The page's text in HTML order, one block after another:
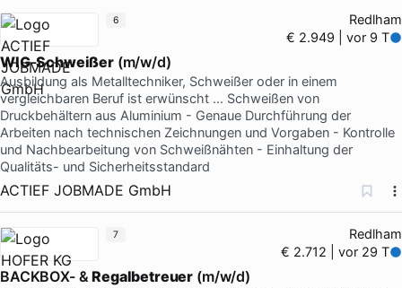
Redlham
€ 2.949 | vor 9 T
WIG-Schweißer(m/w/d)
Ausbildung als Metalltechniker, Schweißer oder in einem
vergleichbaren Beruf ist erwünscht … Schweißen von
Druckbehältern aus Aluminium - Genaue Durchführung der
Arbeiten nach technischen Zeichnungen und Vorgaben - Kontrolle
und Nachbearbeitung von Schweißnähten - Einhaltung der
Qualitäts- und Sicherheitsstandard
ACTIEF JOBMADE GmbH
6
Redlham
€ 2.712 | vor 29 T
BACKBOX- &Regalbetreuer (m/w/d)
7